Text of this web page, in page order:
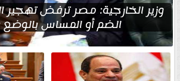
وزير الخارجية: مصر ترفض تهجير
الضم أو المساس